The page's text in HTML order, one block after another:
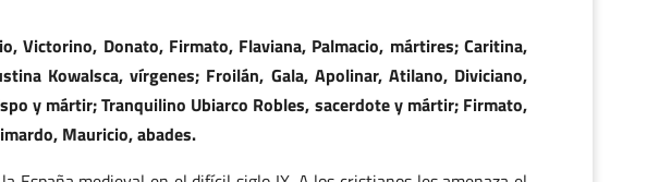
Victorino, Donato, Firmato, Flaviana, Palmacio, mártires; Caritina,
Kowalsca, vírgenes; Froilán, Gala, Apolinar, Atilano, Diviciano,
y mártir; Tranquilino Ubiarco Robles, sacerdote y mártir; Firmato,
Mauricio, abades.